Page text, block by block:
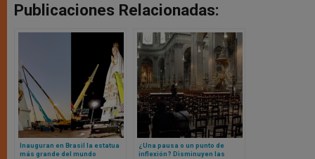
Publicaciones Relacionadas:
Inauguran en Brasil la estatua
más grande del mundo
¿Una pausa o un punto de
inflexión? Disminuyen las